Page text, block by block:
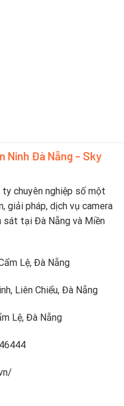
Ninh Đà Nẵng - Sky
chuyên nghiệp số một
giải pháp, dịch vụ camera
sát tại Đà Nẵng và Miền
Lệ, Đà Nẵng
Liên Chiểu, Đà Nẵng
Lệ, Đà Nẵng